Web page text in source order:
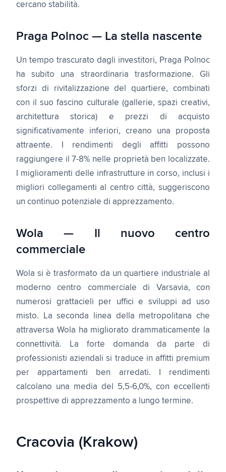
cercano stabilità.
Praga Polnoc — La stella nascente
Un tempo trascurato dagli investitori, Praga Polnoc
ha subito una straordinaria trasformazione. Gli
sforzi di rivitalizzazione del quartiere, combinati
con il suo fascino culturale (gallerie, spazi creativi,
architettura storica) e prezzi di acquisto
significativamente inferiori, creano una proposta
attraente. I rendimenti degli affitti possono
raggiungere il 7-8% nelle proprietà ben localizzate.
I miglioramenti delle infrastrutture in corso, inclusi i
migliori collegamenti al centro città, suggeriscono
un continuo potenziale di apprezzamento.
Wola — Il nuovo centro
commerciale
Wola si è trasformato da un quartiere industriale al
moderno centro commerciale di Varsavia, con
numerosi grattacieli per uffici e sviluppi ad uso
misto. La seconda linea della metropolitana che
attraversa Wola ha migliorato drammaticamente la
connettività. La forte domanda da parte di
professionisti aziendali si traduce in affitti premium
per appartamenti ben arredati. I rendimenti
calcolano una media del 5,5-6,0%, con eccellenti
prospettive di apprezzamento a lungo termine.
Cracovia (Krakow)